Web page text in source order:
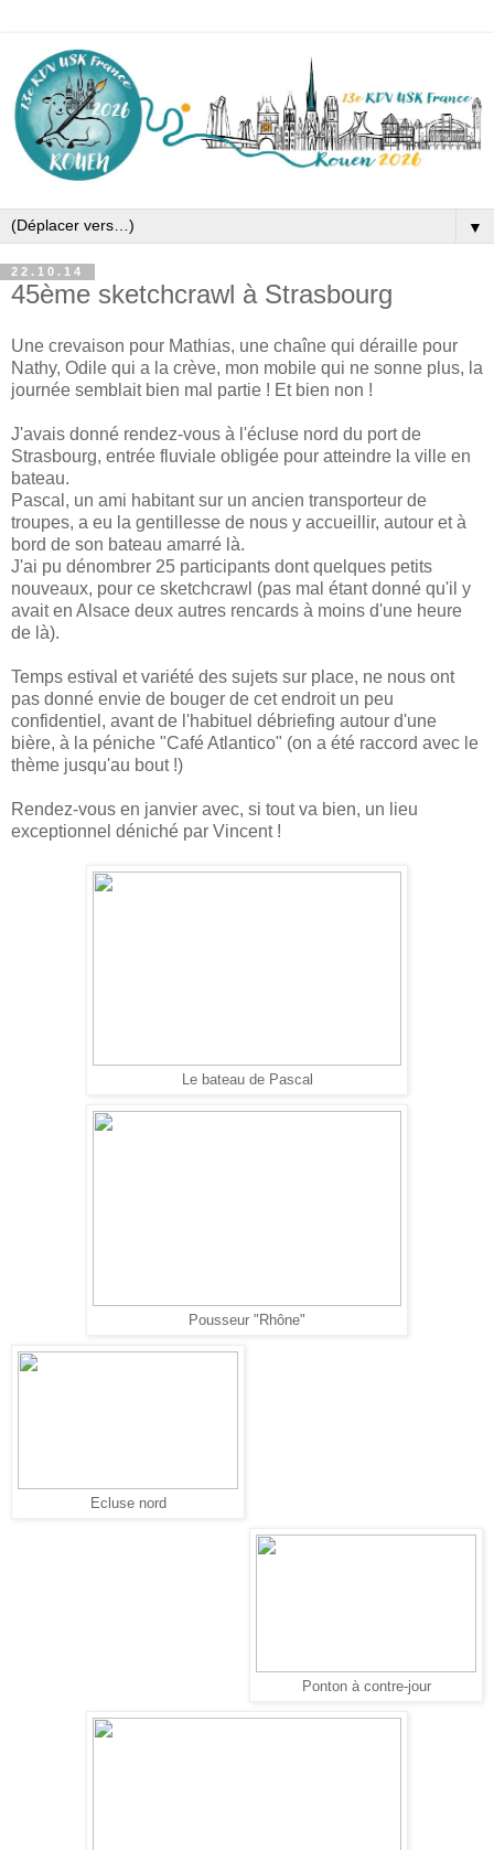
▼
22.10.14
45ème sketchcrawl à Strasbourg
Une crevaison pour Mathias, une chaîne qui déraille pour
Nathy, Odile qui a la crève, mon mobile qui ne sonne plus, la
journée semblait bien mal partie ! Et bien non !
J'avais donné rendez-vous à l'écluse nord du port de
Strasbourg, entrée fluviale obligée pour atteindre la ville en
bateau.
Pascal, un ami habitant sur un ancien transporteur de
troupes, a eu la gentillesse de nous y accueillir, autour et à
bord de son bateau amarré là.
J'ai pu dénombrer 25 participants dont quelques petits
nouveaux, pour ce sketchcrawl (pas mal étant donné qu'il y
avait en Alsace deux autres rencards à moins d'une heure
de là).
Temps estival et variété des sujets sur place, ne nous ont
pas donné envie de bouger de cet endroit un peu
confidentiel, avant de l'habituel débriefing autour d'une
bière, à la péniche "Café Atlantico" (on a été raccord avec le
thème jusqu'au bout !)
Rendez-vous en janvier avec, si tout va bien, un lieu
exceptionnel déniché par Vincent !
Le bateau de Pascal
Pousseur "Rhône"
Ecluse nord
Ponton à contre-jour